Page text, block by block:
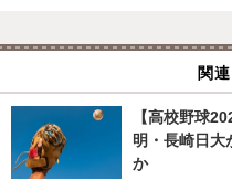
関
【高校野球
明・長崎日大
か